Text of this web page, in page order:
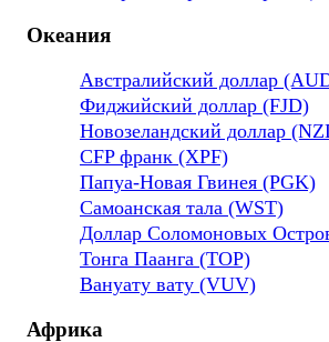
Океания
Австралийский доллар
Фиджийский доллар (FJD)
Новозеландский доллар
CFP франк (XPF)
Папуа-Новая Гвинея (PGK)
Самоанская тала (WST)
Доллар Соломоновых
Тонга Паанга (TOP)
Вануату вату (VUV)
Африка